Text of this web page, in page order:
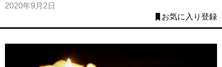
2020年9月2日
お気に入り登録